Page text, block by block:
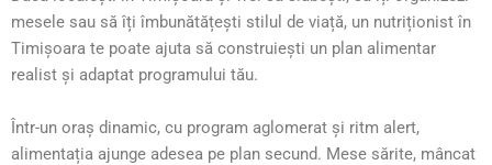
mesele sau să îți îmbunătățești stilul de viață, un nutriționist în
Timișoara te poate ajuta să construiești un plan alimentar
realist și adaptat programului tău.
Într-un oraș dinamic, cu program aglomerat și ritm alert,
alimentația ajunge adesea pe plan secund. Mese sărite, mâncat